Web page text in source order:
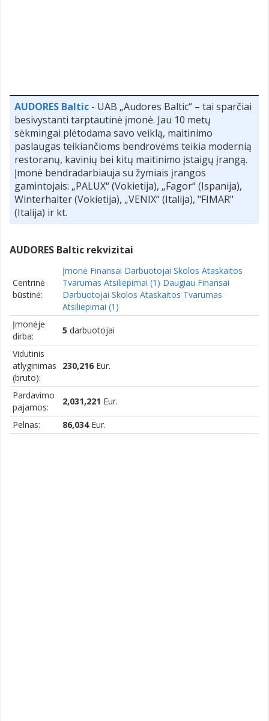
AUDORES Baltic - UAB „Audores Baltic“ – tai sparčiai
besivystanti tarptautinė įmonė. Jau 10 metų
sėkmingai plėtodama savo veiklą, maitinimo
paslaugas teikiančioms bendrovėms teikia modernią
restoranų, kavinių bei kitų maitinimo įstaigų įrangą.
Įmonė bendradarbiauja su žymiais įrangos
gamintojais: „PALUX“ (Vokietija), „Fagor“ (Ispanija),
Winterhalter (Vokietija), „VENIX“ (Italija), "FIMAR"
(Italija) ir kt.
AUDORES Baltic rekvizitai
Centrinė
būstinė:
Įmonė Finansai Darbuotojai Skolos Ataskaitos
Tvarumas Atsiliepimai (1) Daugiau Finansai
Darbuotojai Skolos Ataskaitos Tvarumas
Atsiliepimai (1)
Įmonėje
dirba:
5 darbuotojai
Vidutinis
atlyginimas
(bruto):
230,216 Eur.
Pardavimo
pajamos:
2,031,221 Eur.
Pelnas: 86,034Eur.